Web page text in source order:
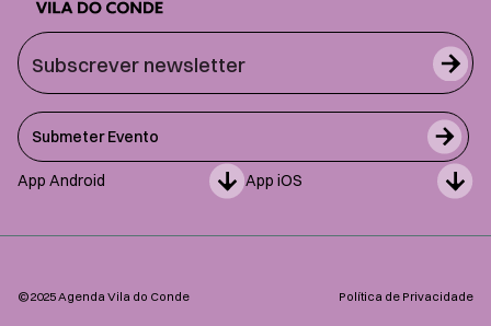
Submeter Evento
App Android App iOS
©2025 Agenda Vila do Conde Política de Privacidade